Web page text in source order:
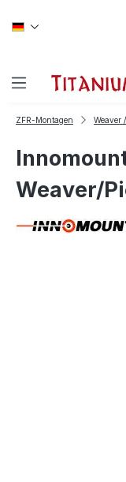
ZFR-Montagen Weaver
Weaver/